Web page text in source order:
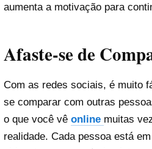
aumenta a motivação para
Afaste-se de
Com as redes sociais, é muito
se comparar com outras
o que você vê online muitas
realidade. Cada pessoa está